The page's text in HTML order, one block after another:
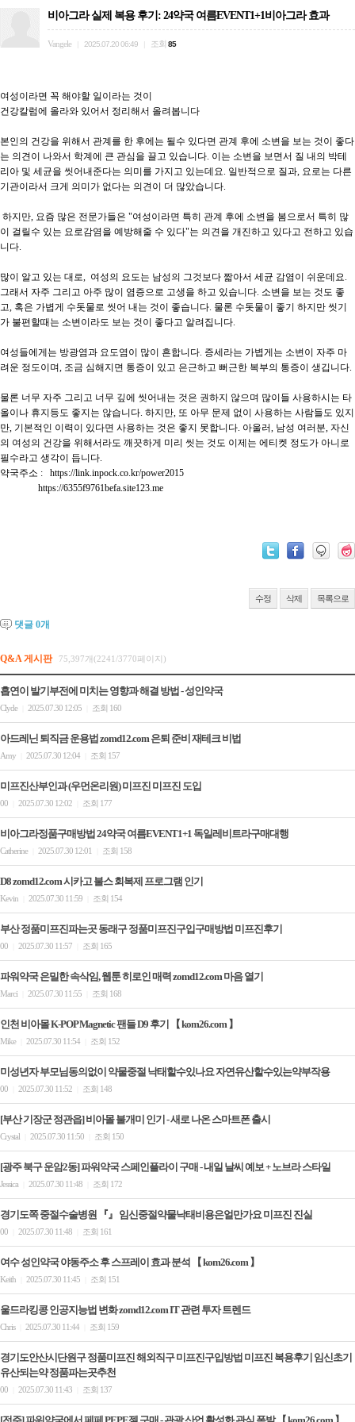
비아그라 실제 복용 후기: 24약국 여름EVENT1+1비아그라 효과
Vangele 2025.07.20 06:49 조회 85
여성이라면 꼭 해야할 일이라는 것이
건강칼럼에 올라와 있어서 정리해서 올려봅니다
본인의 건강을 위해서 관계를 한 후에는 될수 있다면 관계 후에 소변을 보는 것이 좋다
는 의견이 나와서 학계에 큰 관심을 끌고 있습니다. 이는 소변을 보면서 질 내의 박테
리아 및 세균을 씻어내준다는 의미를 가지고 있는데요. 일반적으로 질과, 요로는 다른
기관이라서 크게 의미가 없다는 의견이 더 많았습니다.
이 걸릴수 있는 요로감염을 예방해줄 수 있다"는 의견을 개진하고 있다고 전하고 있습
니다.
많이 알고 있는 대로,  여성의 요도는 남성의 그것보다 짧아서 세균 감염이 쉬운데요.
그래서 자주 그리고 아주 많이 염증으로 고생을 하고 있습니다. 소변을 보는 것도 좋
고, 혹은 가볍게 수돗물로 씻어 내는 것이 좋습니다. 물론 수돗물이 좋기 하지만 씻기
가 불편할때는 소변이라도 보는 것이 좋다고 알려집니다.
여성들에게는 방광염과 요도염이 많이 흔합니다. 증세라는 가볍게는 소변이 자주 마
려운 정도이며, 조금 심해지면 통증이 있고 은근하고 뻐근한 복부의 통증이 생깁니다.
물론 너무 자주 그리고 너무 깊에 씻어내는 것은 권하지 않으며 많이들 사용하시는 타
올이나 휴지등도 좋지는 않습니다. 하지만, 또 아무 문제 없이 사용하는 사람들도 있지
만, 기본적인 이력이 있다면 사용하는 것은 좋지 못합니다. 아울러, 남성 여러분, 자신
의 여성의 건강을 위해서라도 깨끗하게 미리 씻는 것도 이제는 에티켓 정도가 아니로
필수라고 생각이 듭니다.
약국주소 :   https://link.inpock.co.kr/power2015
수정 삭제 목록으로
댓글 0개
Q&A 게시판 75,397개(2241/3770페이지)
흡연이 발기부전에 미치는 영향과 해결 방법 - 성인약국
Clyde 2025.07.30 12:05 조회 160
아드레닌 퇴직금 운용법 zomd12.com 은퇴 준비 재테크 비법
Amy 2025.07.30 12:04 조회 157
미프진산부인과 (우먼온리원) 미프진 미­프진 도입
00 2025.07.30 12:02 조회 177
비아그라정품구매방법 24약국 여름EVENT1+1 독일레비트라구매대행
Catherine 2025.07.30 12:01 조회 158
D8 zomd12.com 시카고 불스 회복제 프로그램 인기
Kevin 2025.07.30 11:59 조회 154
부산 정품미프진파는곳 동래구 정품미프진구입구매방법 미­프진후기
00 2025.07.30 11:57 조회 165
파워약국 은밀한 속삭임, 웹툰 히로인 매력 zomd12.com 마음 열기
Marci 2025.07.30 11:55 조회 168
인천 비아몰 K‑POP Magnetic 팬들 D9 후기 【 kom26.com 】
Mike 2025.07.30 11:54 조회 152
미성년자 부모님동의없이 약물중절 낙태할수있나요 자연유산할수있는약부작용
00 2025.07.30 11:52 조회 148
[부산 기장군 정관읍] 비아몰 불개미 인기 - 새로 나온 스마트폰 출시
Crystal 2025.07.30 11:50 조회 150
[광주 북구 운암2동] 파워약국 스페인플라이 구매 - 내일 날씨 예보 + 노브라 스타일
Jessica 2025.07.30 11:48 조회 172
경기도쪽 중절수술병원 『』 임신중절약물낙태비용은얼만가요 미­프진 진실
00 2025.07.30 11:48 조회 161
여수 성인약국 야동주소 후 스프레이 효과 분석 【 kom26.com 】
Keith 2025.07.30 11:45 조회 151
울드라킹콩 인공지능법 변화 zomd12.com IT 관련 투자 트렌드
Chris 2025.07.30 11:44 조회 159
경기도안산시단원구 정품미프진 해외직구 미프진구입방법 미프진 복용후기 임신초기
유산되는약 정품파는곳추천
00 2025.07.30 11:43 조회 137